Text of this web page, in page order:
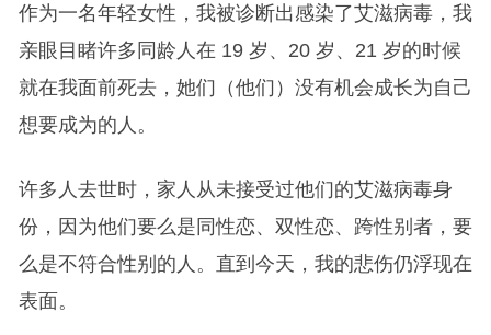
作为一名年轻女性，我被诊断出感染了艾滋病毒，我
亲眼目睹许多同龄人在 19 岁、20 岁、21 岁​​的时候
就在我面前死去，她们（他们）没有机会成长为自己
想要成为的人。
许多人去世时，家人从未接受过他们的艾滋病毒身
份，因为他们要么是同性恋、双性恋、跨性别者，要
么是不符合性别的人。直到今天，我的悲伤仍浮现在
表面。